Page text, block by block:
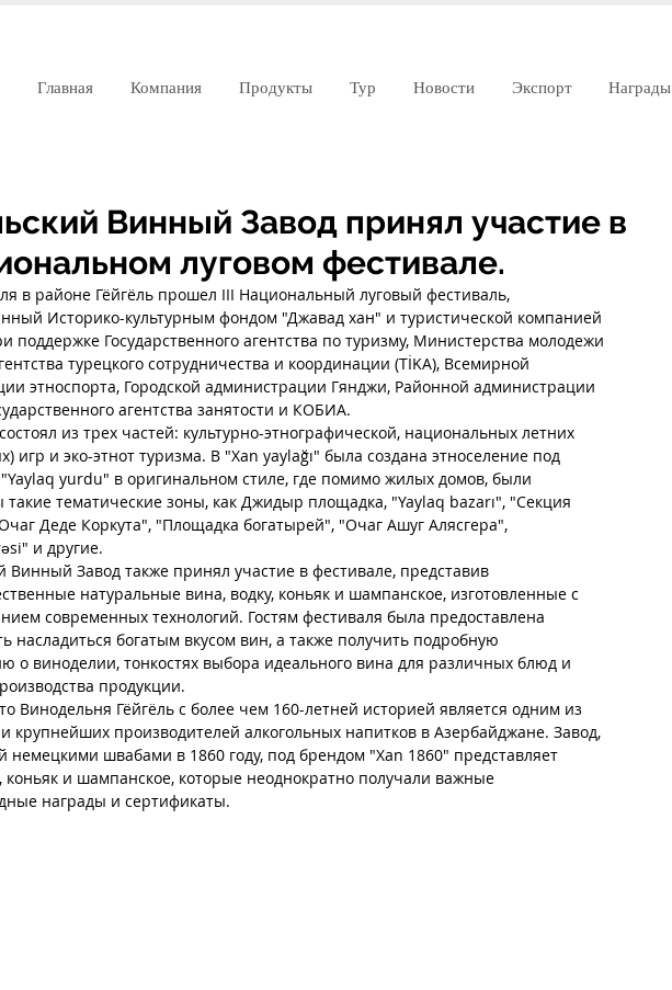
Главная Компания Продукты Тур Новости Экспорт Награды
Винный Завод принял участие в
луговом фестивале.
в районе Гёйгёль прошел III Национальный луговый фестиваль,
Историко-культурным фондом "Джавад хан" и туристической компанией
поддержке Государственного агентства по туризму, Министерства молодежи
турецкого сотрудничества и координации (TİKA), Всемирной
этноспорта, Городской администрации Гянджи, Районной администрации
агентства занятости и КОБИА.
из трех частей: культурно-этнографической, национальных летних
игр и эко-этнот туризма. В "Xan yaylağı" была создана этноселение под
yurdu" в оригинальном стиле, где помимо жилых домов, были
тематические зоны, как Джидыр площадка, "Yaylaq bazarı", "Секция
Деде Коркута", "Площадка богатырей", "Очаг Ашуг Алясгера",
и другие.
Винный Завод также принял участие в фестивале, представив
натуральные вина, водку, коньяк и шампанское, изготовленные с
современных технологий. Гостям фестиваля была предоставлена
насладиться богатым вкусом вин, а также получить подробную
о виноделии, тонкостях выбора идеального вина для различных блюд и
продукции.
Винодельня Гёйгёль с более чем 160-летней историей является одним из
крупнейших производителей алкогольных напитков в Азербайджане. Завод,
немецкими швабами в 1860 году, под брендом "Xan 1860" представляет
коньяк и шампанское, которые неоднократно получали важные
награды и сертификаты.